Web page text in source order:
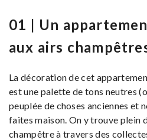
01 | Un
aux airs
La décoration de cet
est une palette de tons neutres
peuplée de choses anciennes et
faites maison. On y trouve plein
champêtre à travers des